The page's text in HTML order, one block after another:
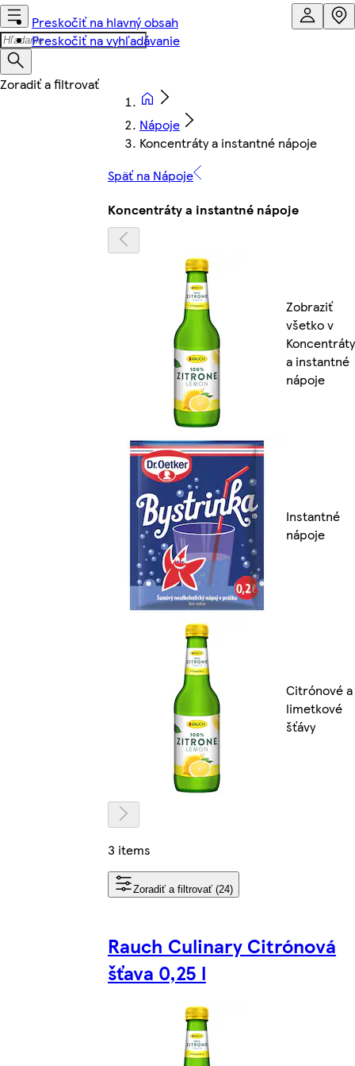
Preskočiť na hlavný obsah
Preskočiť na vyhľadávanie
Nápoje
Koncentráty a instantné nápoje
Späť na Nápoje
Koncentráty a instantné nápoje
Zobraziť
všetko v
Koncentráty
a instantné
nápoje
Instantné
nápoje
Citrónové a
limetkové
šťávy
3 items
Zoradiť a filtrovať (24)
Rauch Culinary Citrónová
šťava 0,25 l